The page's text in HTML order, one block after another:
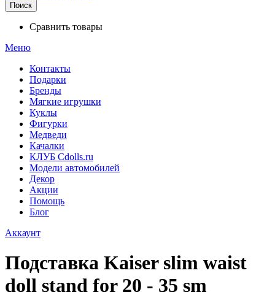
Поиск
Сравнить товары
Меню
Контакты
Подарки
Бренды
Мягкие игрушки
Куклы
Фигурки
Медведи
Качалки
КЛУБ Cdolls.ru
Модели автомобилей
Декор
Акции
Помощь
Блог
Аккаунт
Подставка Kaiser slim waist
doll stand for 20 - 35 sm